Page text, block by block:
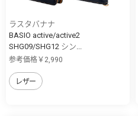
ラスタバナナ
BASIO active/active2
SHG09/SHG12 シン...
参考価格￥2,990
レザー